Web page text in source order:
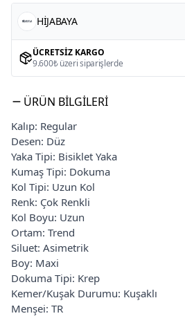
HİJABAYA
ÜCRETSIZ KARGO
9.600₺ üzeri siparişlerde
ÜRÜN BILGILERI
Kalıp: Regular
Desen: Düz
Yaka Tipi: Bisiklet Yaka
Kumaş Tipi: Dokuma
Kol Tipi: Uzun Kol
Renk: Çok Renkli
Kol Boyu: Uzun
Ortam: Trend
Siluet: Asimetrik
Boy: Maxi
Dokuma Tipi: Krep
Kemer/Kuşak Durumu: Kuşaklı
Menşei: TR